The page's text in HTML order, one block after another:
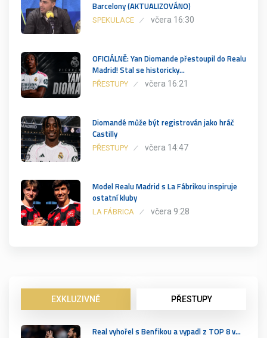
Barcelony (AKTUALIZOVÁNO)
SPEKULACE včera 16:30
OFICIÁLNĚ: Yan Diomande přestoupil do Realu
Madrid! Stal se historicky…
PŘESTUPY včera 16:21
Diomandé může být registrován jako hráč
Castilly
PŘESTUPY včera 14:47
Model Realu Madrid s La Fábrikou inspiruje
ostatní kluby
LA FÁBRICA včera 9:28
EXKLUZIVNĚ PŘESTUPY
Real vyhořel s Benfikou a vypadl z TOP 8 v…